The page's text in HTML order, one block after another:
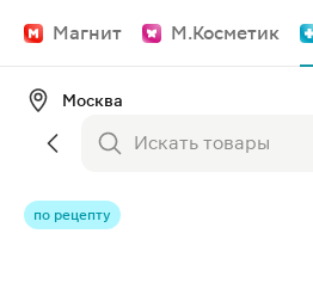
Магнит М.Косметик
Москва
по рецепту